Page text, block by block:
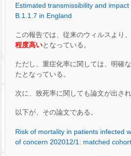
Estimated transmissibility and
B.1.1.7 in England
この報告では、従来のウィルスより、
程度高いとなっている。
ただし、重症化率に関しては、明確
たとなっている。
次に、致死率に関しても論文が出され
以下が、その論文である。
Risk of mortality in patients infected
of concern 202012/1: matched